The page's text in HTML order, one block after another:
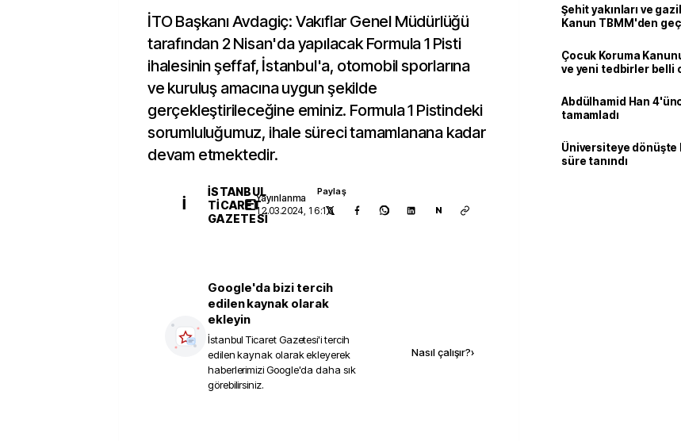
İTO Başkanı Avdagiç: Vakıflar Genel Müdürlüğü
tarafından 2 Nisan'da yapılacak Formula 1 Pisti
ihalesinin şeffaf, İstanbul'a, otomobil sporlarına
ve kuruluş amacına uygun şekilde
gerçekleştirileceğine eminiz. Formula 1 Pistindeki
sorumluluğumuz, ihale süreci tamamlanana kadar
devam etmektedir.
İ
İSTANBUL
TICARET
GAZETESI
Yayınlanma
12.03.2024, 16:10
Paylaş
N
Google'da bizi tercih
edilen kaynak olarak
ekleyin
İstanbul Ticaret Gazetesi'i tercih
edilen kaynak olarak ekleyerek
haberlerimizi Google'da daha sık
görebilirsiniz.
Nasıl çalışır?›
Şehit yakınları ve
Kanun TBMM'den
Çocuk Koruma
ve yeni tedbirler belli
Abdülhamid Han
tamamladı
Üniversiteye dönüşte
süre tanındı